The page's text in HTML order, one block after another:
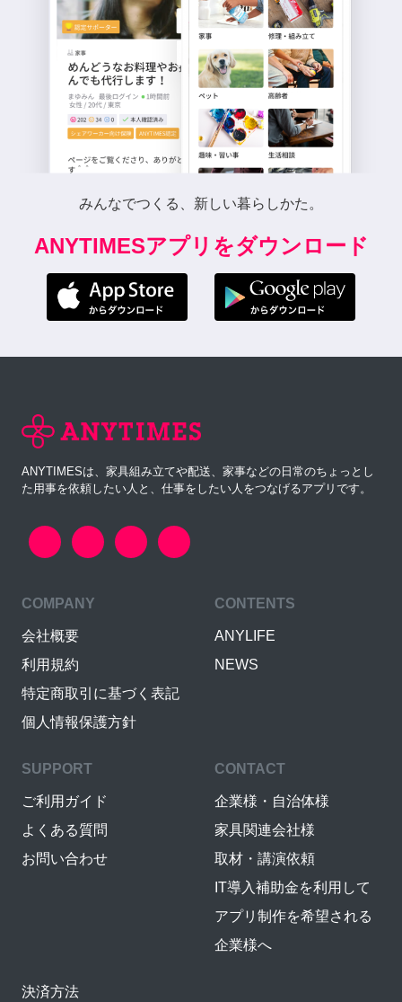
みんなでつくる、新しい暮らしかた。
ANYTIMESアプリをダウンロード
ANYTIMESは、家具組み立てや配送、家事などの日常のちょっとし
た用事を依頼したい人と、仕事をしたい人をつなげるアプリです。
COMPANY
会社概要
利用規約
特定商取引に基づく表記
個人情報保護方針
CONTENTS
ANYLIFE
NEWS
SUPPORT
ご利用ガイド
よくある質問
お問い合わせ
CONTACT
企業様・自治体様
家具関連会社様
取材・講演依頼
IT導入補助金を利用して
アプリ制作を希望される
企業様へ
決済方法